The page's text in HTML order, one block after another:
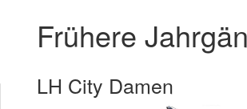
Frühere
LH City Damen